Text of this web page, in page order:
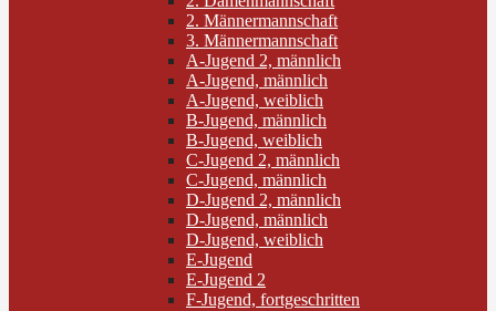
2. Männermannschaft
3. Männermannschaft
A-Jugend 2, männlich
A-Jugend, männlich
A-Jugend, weiblich
B-Jugend, männlich
B-Jugend, weiblich
C-Jugend 2, männlich
C-Jugend, männlich
D-Jugend 2, männlich
D-Jugend, männlich
D-Jugend, weiblich
E-Jugend
E-Jugend 2
F-Jugend, fortgeschritten